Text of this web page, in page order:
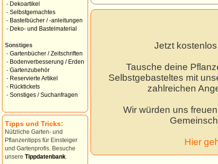
- Dekoartikel
- Selbstgemachtes
- Bastelbücher / -anleitungen
- Deko- und Bastelmaterial
Sonstiges
- Gartenbücher / Zeitschriften
- Bodenverbesserung / Erden
- Gartenzubehör
- Reservierte Artikel
- Rücktickets
- Sonstiges / Suchanfragen
Tipps und Tricks:
Nützliche Garten- und
Pflanzentipps für Einsteiger
und Gartenprofis. Besuche
unsere Tippdatenbank
Jetzt
Tausche deine
Selbstgebasteltes mit
zahlreichen
Wir würden uns
Hier